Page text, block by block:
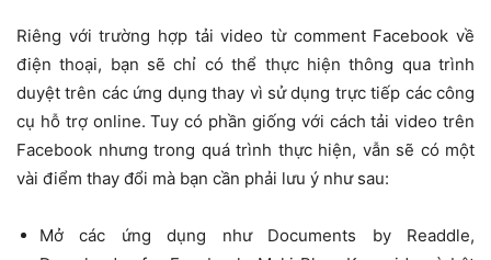
Riêng với trường hợp tải video từ comment Facebook về
điện thoại, bạn sẽ chỉ có thể thực hiện thông qua trình
duyệt trên các ứng dụng thay vì sử dụng trực tiếp các công
cụ hỗ trợ online. Tuy có phần giống với cách tải video trên
Facebook nhưng trong quá trình thực hiện, vẫn sẽ có một
vài điểm thay đổi mà bạn cần phải lưu ý như sau:
Mở các ứng dụng như Documents by Readdle,